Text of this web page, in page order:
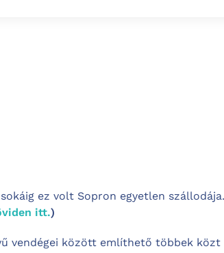
ez volt Sopron egyetlen szállodája.
itt.)
vendégei között említhető többek